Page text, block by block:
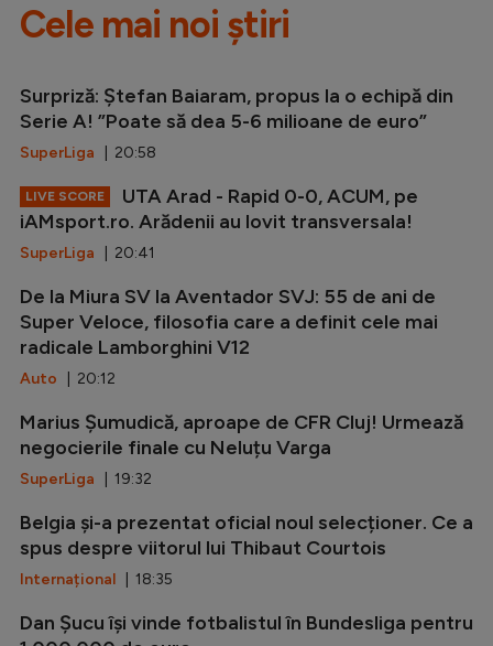
Cele mai noi știri
Surpriză: Ștefan Baiaram, propus la o echipă din
Serie A! ”Poate să dea 5-6 milioane de euro”
SuperLiga | 20:58
LIVE SCORE
UTA Arad - Rapid 0-0, ACUM, pe
iAMsport.ro. Arădenii au lovit transversala!
SuperLiga | 20:41
De la Miura SV la Aventador SVJ: 55 de ani de
Super Veloce, filosofia care a definit cele mai
radicale Lamborghini V12
Auto | 20:12
Marius Șumudică, aproape de CFR Cluj! Urmează
negocierile finale cu Neluțu Varga
SuperLiga | 19:32
Belgia și-a prezentat oficial noul selecționer. Ce a
spus despre viitorul lui Thibaut Courtois
Internațional | 18:35
Dan Șucu își vinde fotbalistul în Bundesliga pentru